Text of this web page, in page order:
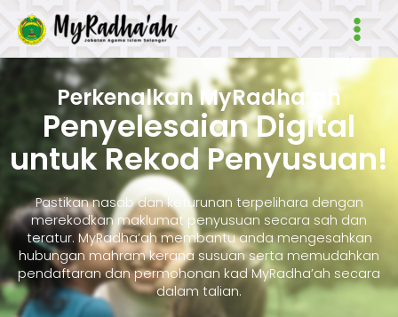
Main
Perkenalkan MyRadha’ah
Penyelesaian Digital
untuk Rekod Penyusuan!
Pastikan nasab dan keturunan terpelihara dengan
merekodkan maklumat penyusuan secara sah dan
teratur. MyRadha’ah membantu anda mengesahkan
hubungan mahram kerana susuan serta memudahkan
pendaftaran dan permohonan kad MyRadha’ah secara
dalam talian.